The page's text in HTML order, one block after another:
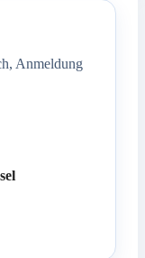
Anmeldung